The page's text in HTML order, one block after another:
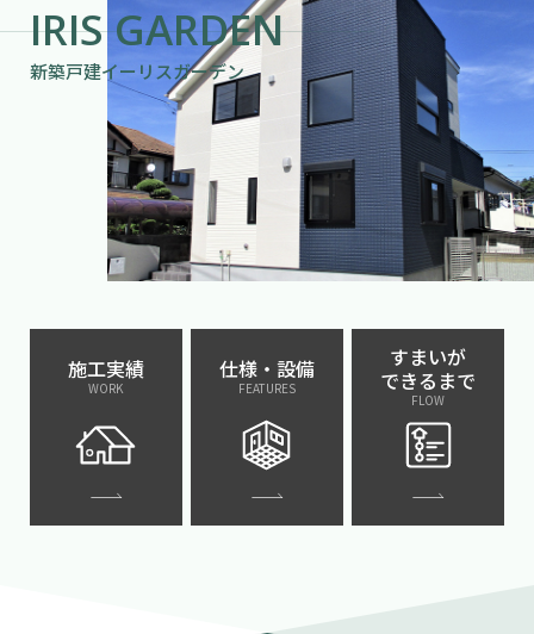
IRIS GARDEN
新築戸建イーリスガーデン
施工実績
WORK
仕様・設備
FEATURES
すまいが
できるまで
FLOW